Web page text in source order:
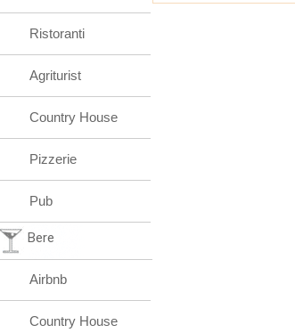
Ristoranti
Agriturist
Country House
Pizzerie
Pub
Bere
Airbnb
Country House